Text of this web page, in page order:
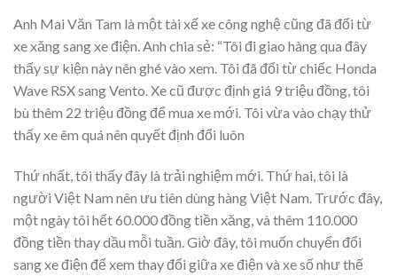
Anh Mai Văn Tam là một tài xế xe công nghệ cũng đã đổi từ
xe xăng sang xe điện. Anh chia sẻ: “Tôi đi giao hàng qua đây
thấy sự kiện này nên ghé vào xem. Tôi đã đổi từ chiếc Honda
Wave RSX sang Vento. Xe cũ được định giá 9 triệu đồng, tôi
bù thêm 22 triệu đồng để mua xe mới. Tôi vừa vào chạy thử
thấy xe êm quá nên quyết định đổi luôn
Thứ nhất, tôi thấy đây là trải nghiệm mới. Thứ hai, tôi là
người Việt Nam nên ưu tiên dùng hàng Việt Nam. Trước đây,
một ngày tôi hết 60.000 đồng tiền xăng, và thêm 110.000
đồng tiền thay dầu mỗi tuần. Giờ đây, tôi muốn chuyển đổi
sang xe điện để xem thay đổi giữa xe điện và xe số như thế